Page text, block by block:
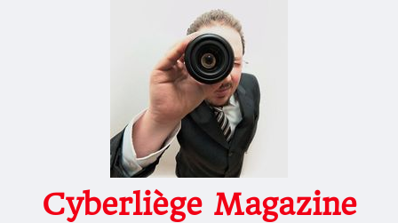
Cyberliège Magazine